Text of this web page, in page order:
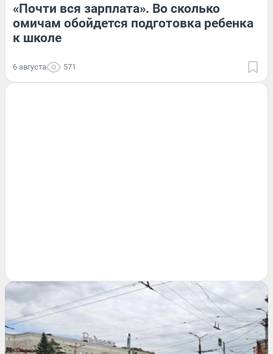
«Почти вся зарплата». Во сколько
омичам обойдется подготовка ребенка
к школе
6 августа 571